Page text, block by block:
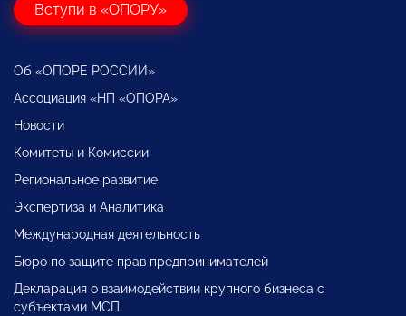
Вступи в «ОПОРУ»
Об «ОПОРЕ РОССИИ»
Ассоциация «НП «ОПОРА»
Новости
Комитеты и Комиссии
Региональное развитие
Экспертиза и Аналитика
Международная деятельность
Бюро по защите прав предпринимателей
Декларация о взаимодействии крупного бизнеса с
субъектами МСП